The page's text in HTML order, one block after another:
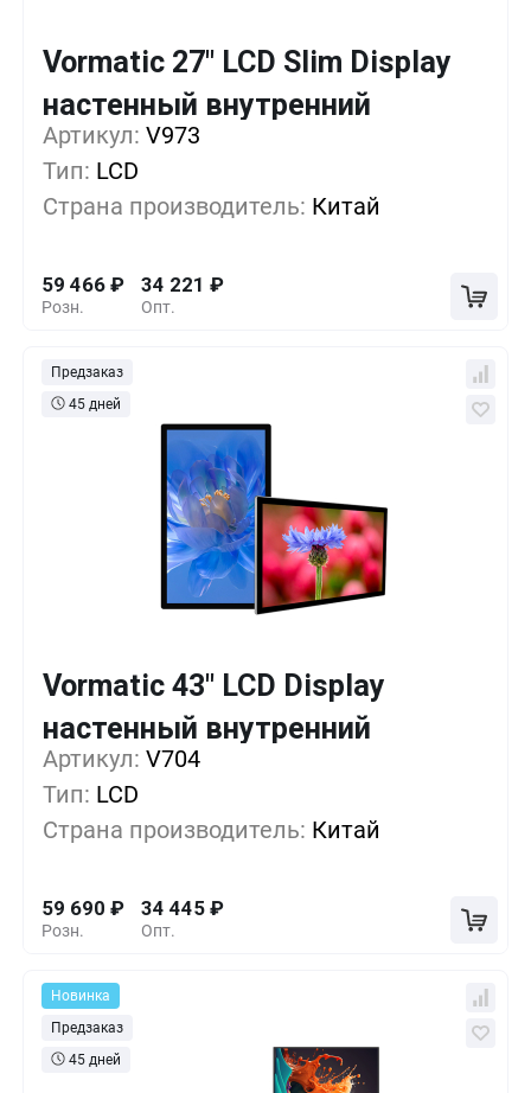
Vormatic 27" LCD Slim Display
настенный внутренний
Артикул: V973
Тип: LCD
Страна производитель: Китай
Розн.
59 466 ₽
Опт.
34 221 ₽
Выгода
1+ 0%
5+
10+ -28%
Предзаказ
45 дней
Vormatic 43" LCD Display
настенный внутренний
Артикул: V704
Тип: LCD
Страна производитель: Китай
Розн.
59 690 ₽
Опт.
34 445 ₽
Выгода
1+ 0%
5+
10+ -28%
Новинка
Предзаказ
45 дней